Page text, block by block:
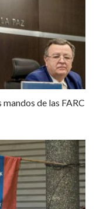
de las FARC